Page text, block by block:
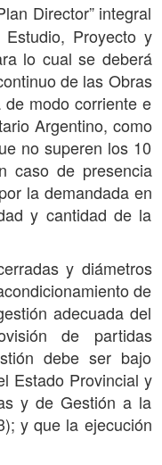
Director” integral
Proyecto y
lo cual se deberá
de las Obras
modo corriente e
Argentino, como
no superen los 10
caso de presencia
la demandada en
y cantidad de la
y diámetros
de
adecuada del
de partidas
debe ser bajo
Estado Provincial y
y de Gestión a la
y que la ejecución